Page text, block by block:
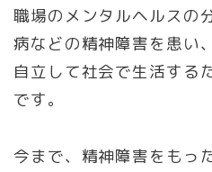
職場のメンタルヘルスの
病などの精神障害を患い
自立して社会で生活する
です。
今まで、精神障害をもっ